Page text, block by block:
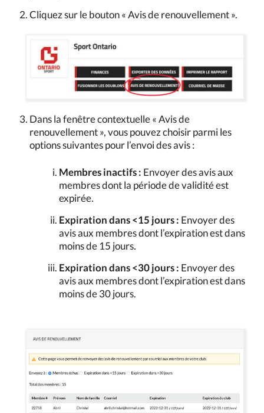
Cliquez sur le bouton « Avis de renouvellement ».
Dans la fenêtre contextuelle « Avis de
renouvellement », vous pouvez choisir parmi les
options suivantes pour l’envoi des avis :
Membres inactifs : Envoyer des avis aux
membres dont la période de validité est
expirée.
Expiration dans <15 jours : Envoyer des
avis aux membres dont l’expiration est dans
moins de 15 jours.
Expiration dans <30 jours : Envoyer des
avis aux membres dont l’expiration est dans
moins de 30 jours.